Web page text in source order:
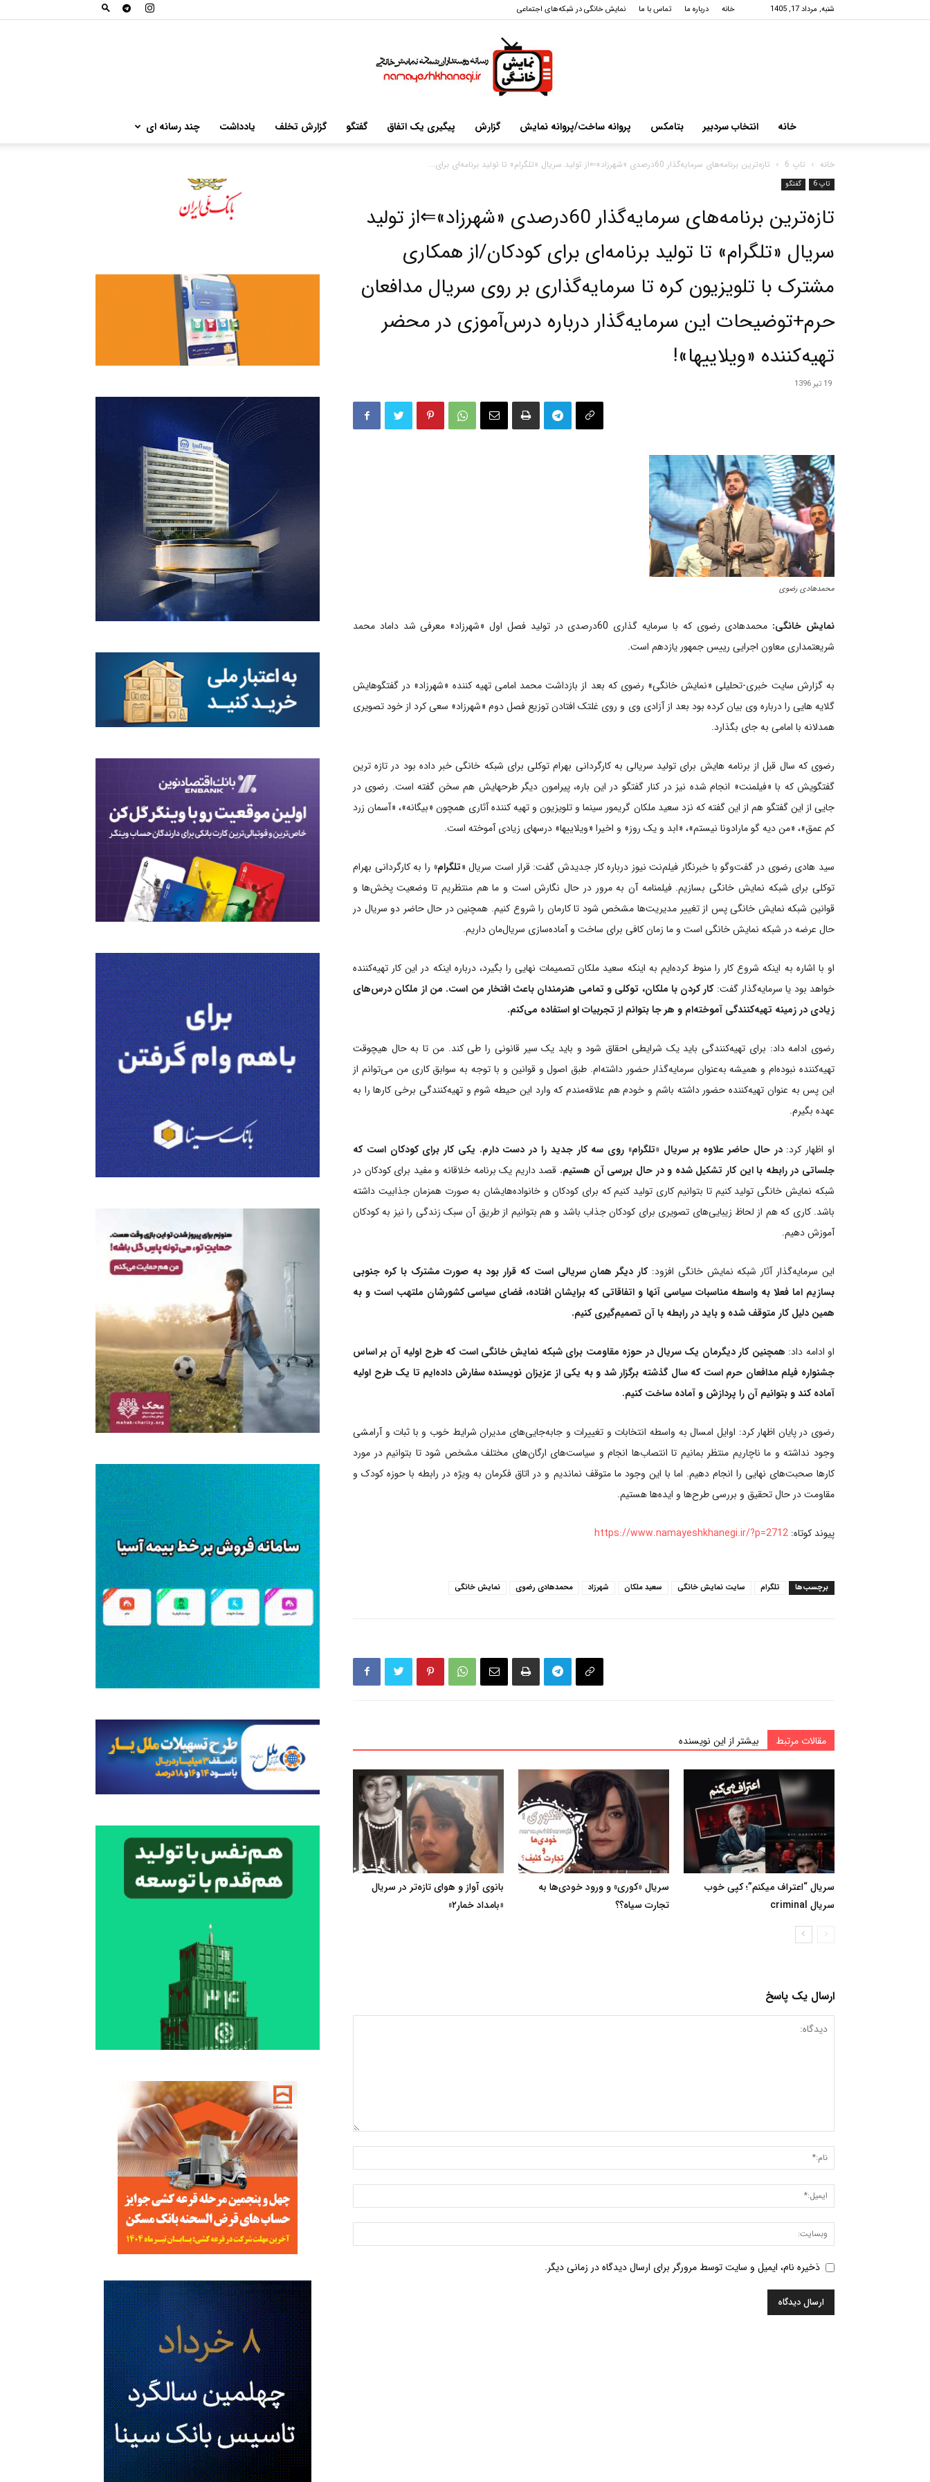
شنبه, مرداد 17, 1405 خانه درباره ما تماس با ما نمایش خانگی در شبکه‌های اجتماعی
خبری-
تحلیلی
نمایش
خانه انتخاب سردبیر بتامکس پروانه ساخت/پروانه نمایش گزارش پیگیری یک اتفاق گفتگو گزارش تخلف یادداشت چند رسانه ای
خانه تاپ 6 تازه‌ترین برنامه‌های سرمایه‌گذار 60درصدی «شهرزاد»⇐از تولید سریال «تلگرام» تا تولید برنامه‌ای برای...
تاپ 6 گفتگو
تازه‌ترین برنامه‌های سرمایه‌گذار 60درصدی «شهرزاد»⇐از تولید
سریال «تلگرام» تا تولید برنامه‌ای برای کودکان/از همکاری
مشترک با تلویزیون کره تا سرمایه‌گذاری بر روی سریال مدافعان
حرم+توضیحات این سرمایه‌گذار درباره درس‌آموزی در محضر
تهیه‌کننده «ویلاییها»!
19 تیر 1396
محمدهادی رضوی
نمایش خانگی:
محمدهادی رضوی که با سرمایه گذاری 60درصدی در تولید فصل اول «شهرزاد» معرفی شد داماد محمد
شریعتمداری معاون اجرایی رییس جمهور یازدهم است.
به گزارش سایت خبری-تحلیلی «نمایش خانگی» رضوی که بعد از بازداشت محمد امامی تهیه کننده «شهرزاد» در گفتگوهایش
گلایه هایی را درباره وی بیان کرده بود بعد از آزادی وی و روی غلتک افتادن توزیع فصل دوم «شهرزاد» سعی کرد از خود تصویری
همدلانه با امامی به جای بگذارد.
رضوی که سال قبل از برنامه هایش برای تولید سریالی به کارگردانی بهرام توکلی برای شبکه خانگی خبر داده بود در تازه ترین
گفتگویش که با «فیلمنت» انجام شده نیز در کنار گفتگو در این باره، پیرامون دیگر طرحهایش هم سخن گفته است. رضوی در
جایی از این گفتگو هم از این گفته که نزد سعید ملکان گریمور سینما و تلویزیون و تهیه کننده آثاری همچون «بیگانه»، «آسمان زرد
کم عمق»، «من دیه گو مارادونا نیستم»، «ابد و یک روز» و اخیرا «ویلاییها» درسهای زیادی آموخته است.
سید هادی رضوی در گفت‌وگو با خبرنگار فیلم‌نت نیوز درباره کار جدیدش گفت: قرار است سریال «تلگرام» را به کارگردانی بهرام
توکلی برای شبکه نمایش خانگی بسازیم. فیلمنامه آن به مرور در حال نگارش است و ما هم منتظریم تا وضعیت پخش‌ها و
قوانین شبکه نمایش خانگی پس از تغییر مدیریت‌ها مشخص شود تا کارمان را شروع کنیم. همچنین در حال حاضر دو سریال در
حال عرضه در شبکه نمایش خانگی است و ما زمان کافی برای ساخت و آماده‌سازی سریال‌مان داریم.
او با اشاره به اینکه شروع کار را منوط کرده‌ایم به اینکه سعید ملکان تصمیمات نهایی را بگیرد، درباره اینکه در این کار تهیه‌کننده
خواهد بود یا سرمایه‌گذار گفت: کار کردن با ملکان، توکلی و تمامی هنرمندان باعث افتخار من است. من از ملکان درس‌های
زیادی در زمینه تهیه‌کنندگی آموخته‌ام و هر جا بتوانم از تجربیات او استفاده می‌کنم.
رضوی ادامه داد: برای تهیه‌کنندگی باید یک شرایطی احقاق شود و باید یک سیر قانونی را طی کند. من تا به حال هیچوقت
تهیه‌کننده نبوده‌ام و همیشه به‌عنوان سرمایه‌گذار حضور داشته‌ام. طبق اصول و قوانین و با توجه به سوابق کاری من می‌توانم از
این پس به عنوان تهیه‌کننده حضور داشته باشم و خودم هم علاقه‌مندم که وارد این حیطه شوم و تهیه‌کنندگی برخی کارها را به
عهده بگیرم.
او اظهار کرد: در حال حاضر علاوه بر سریال «تلگرام» روی سه کار جدید را در دست دارم. یکی کار برای کودکان است که
جلساتی در رابطه با این کار تشکیل شده و در حال بررسی آن هستیم. قصد داریم یک برنامه خلاقانه و مفید برای کودکان در
شبکه نمایش خانگی تولید کنیم تا بتوانیم کاری تولید کنیم که برای کودکان و خانواده‌هایشان به صورت همزمان جذابیت داشته
باشد. کاری که هم از لحاظ زیبایی‌های تصویری برای کودکان جذاب باشد و هم بتوانیم از طریق آن سبک زندگی را نیز به کودکان
آموزش دهیم.
این سرمایه‌گذار آثار شبکه نمایش خانگی افزود:کار دیگر همان سریالی است که قرار بود به صورت مشترک با کره جنوبی
بسازیم اما فعلا به واسطه مناسبات سیاسی آنها و اتفاقاتی که برایشان افتاده، فضای سیاسی کشورشان ملتهب است و به
همین دلیل کار متوقف شده و باید در رابطه با آن تصمیم‌گیری کنیم.
او ادامه داد: همچنین کار دیگرمان یک سریال در حوزه مقاومت برای شبکه نمایش خانگی است که طرح اولیه آن بر اساس
جشنواره فیلم مدافعان حرم است که سال گذشته برگزار شد و به یکی از عزیزان نویسنده سفارش داده‌ایم تا یک طرح اولیه
آماده کند و بتوانیم آن را پردازش و آماده ساخت کنیم.
رضوی در پایان اظهار کرد: اوایل امسال به واسطه انتخابات و تغییرات و جابه‌جایی‌های مدیران شرایط خوب و با ثبات و آرامشی
وجود نداشته و ما ناچاریم منتظر بمانیم تا انتصاب‌ها انجام و سیاست‌های ارگان‌های مختلف مشخص شود تا بتوانیم در مورد
کارها صحبت‌های نهایی را انجام دهیم. اما با این وجود ما متوقف نماندیم و در اتاق فکرمان به ویژه در رابطه با حوزه کودک و
مقاومت در حال تحقیق و بررسی طرح‌ها و ایده‌ها هستیم.
پیوند کوتاه: https://www.namayeshkhanegi.ir/?p=2712
برچسب‌ها تلگرام سایت نمایش خانگی سعید ملکان شهرزاد محمدهادی رضوی نمایش خانگی
مقالات مرتبط بیشتر از این نویسنده
سریال “اعتراف میکنم”؛ کپی خوب
سریال criminal
سریال «کوری» و ورود خودی‌ها به
تجارت سیاه؟؟
بانوی آواز و هوای تازه‌تر در سریال
«بامداد خمار۲»
ارسال یک پاسخ
ذخیره نام، ایمیل و سایت توسط مرورگر برای ارسال دیدگاه در زمانی دیگر.